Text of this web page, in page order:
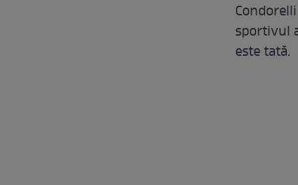
sportivul
este tată.